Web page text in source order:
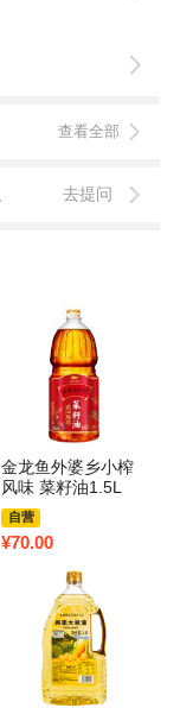
查看全部
去提问
金龙鱼外婆乡小榨
风味 菜籽油1.5L
自营
¥70.00